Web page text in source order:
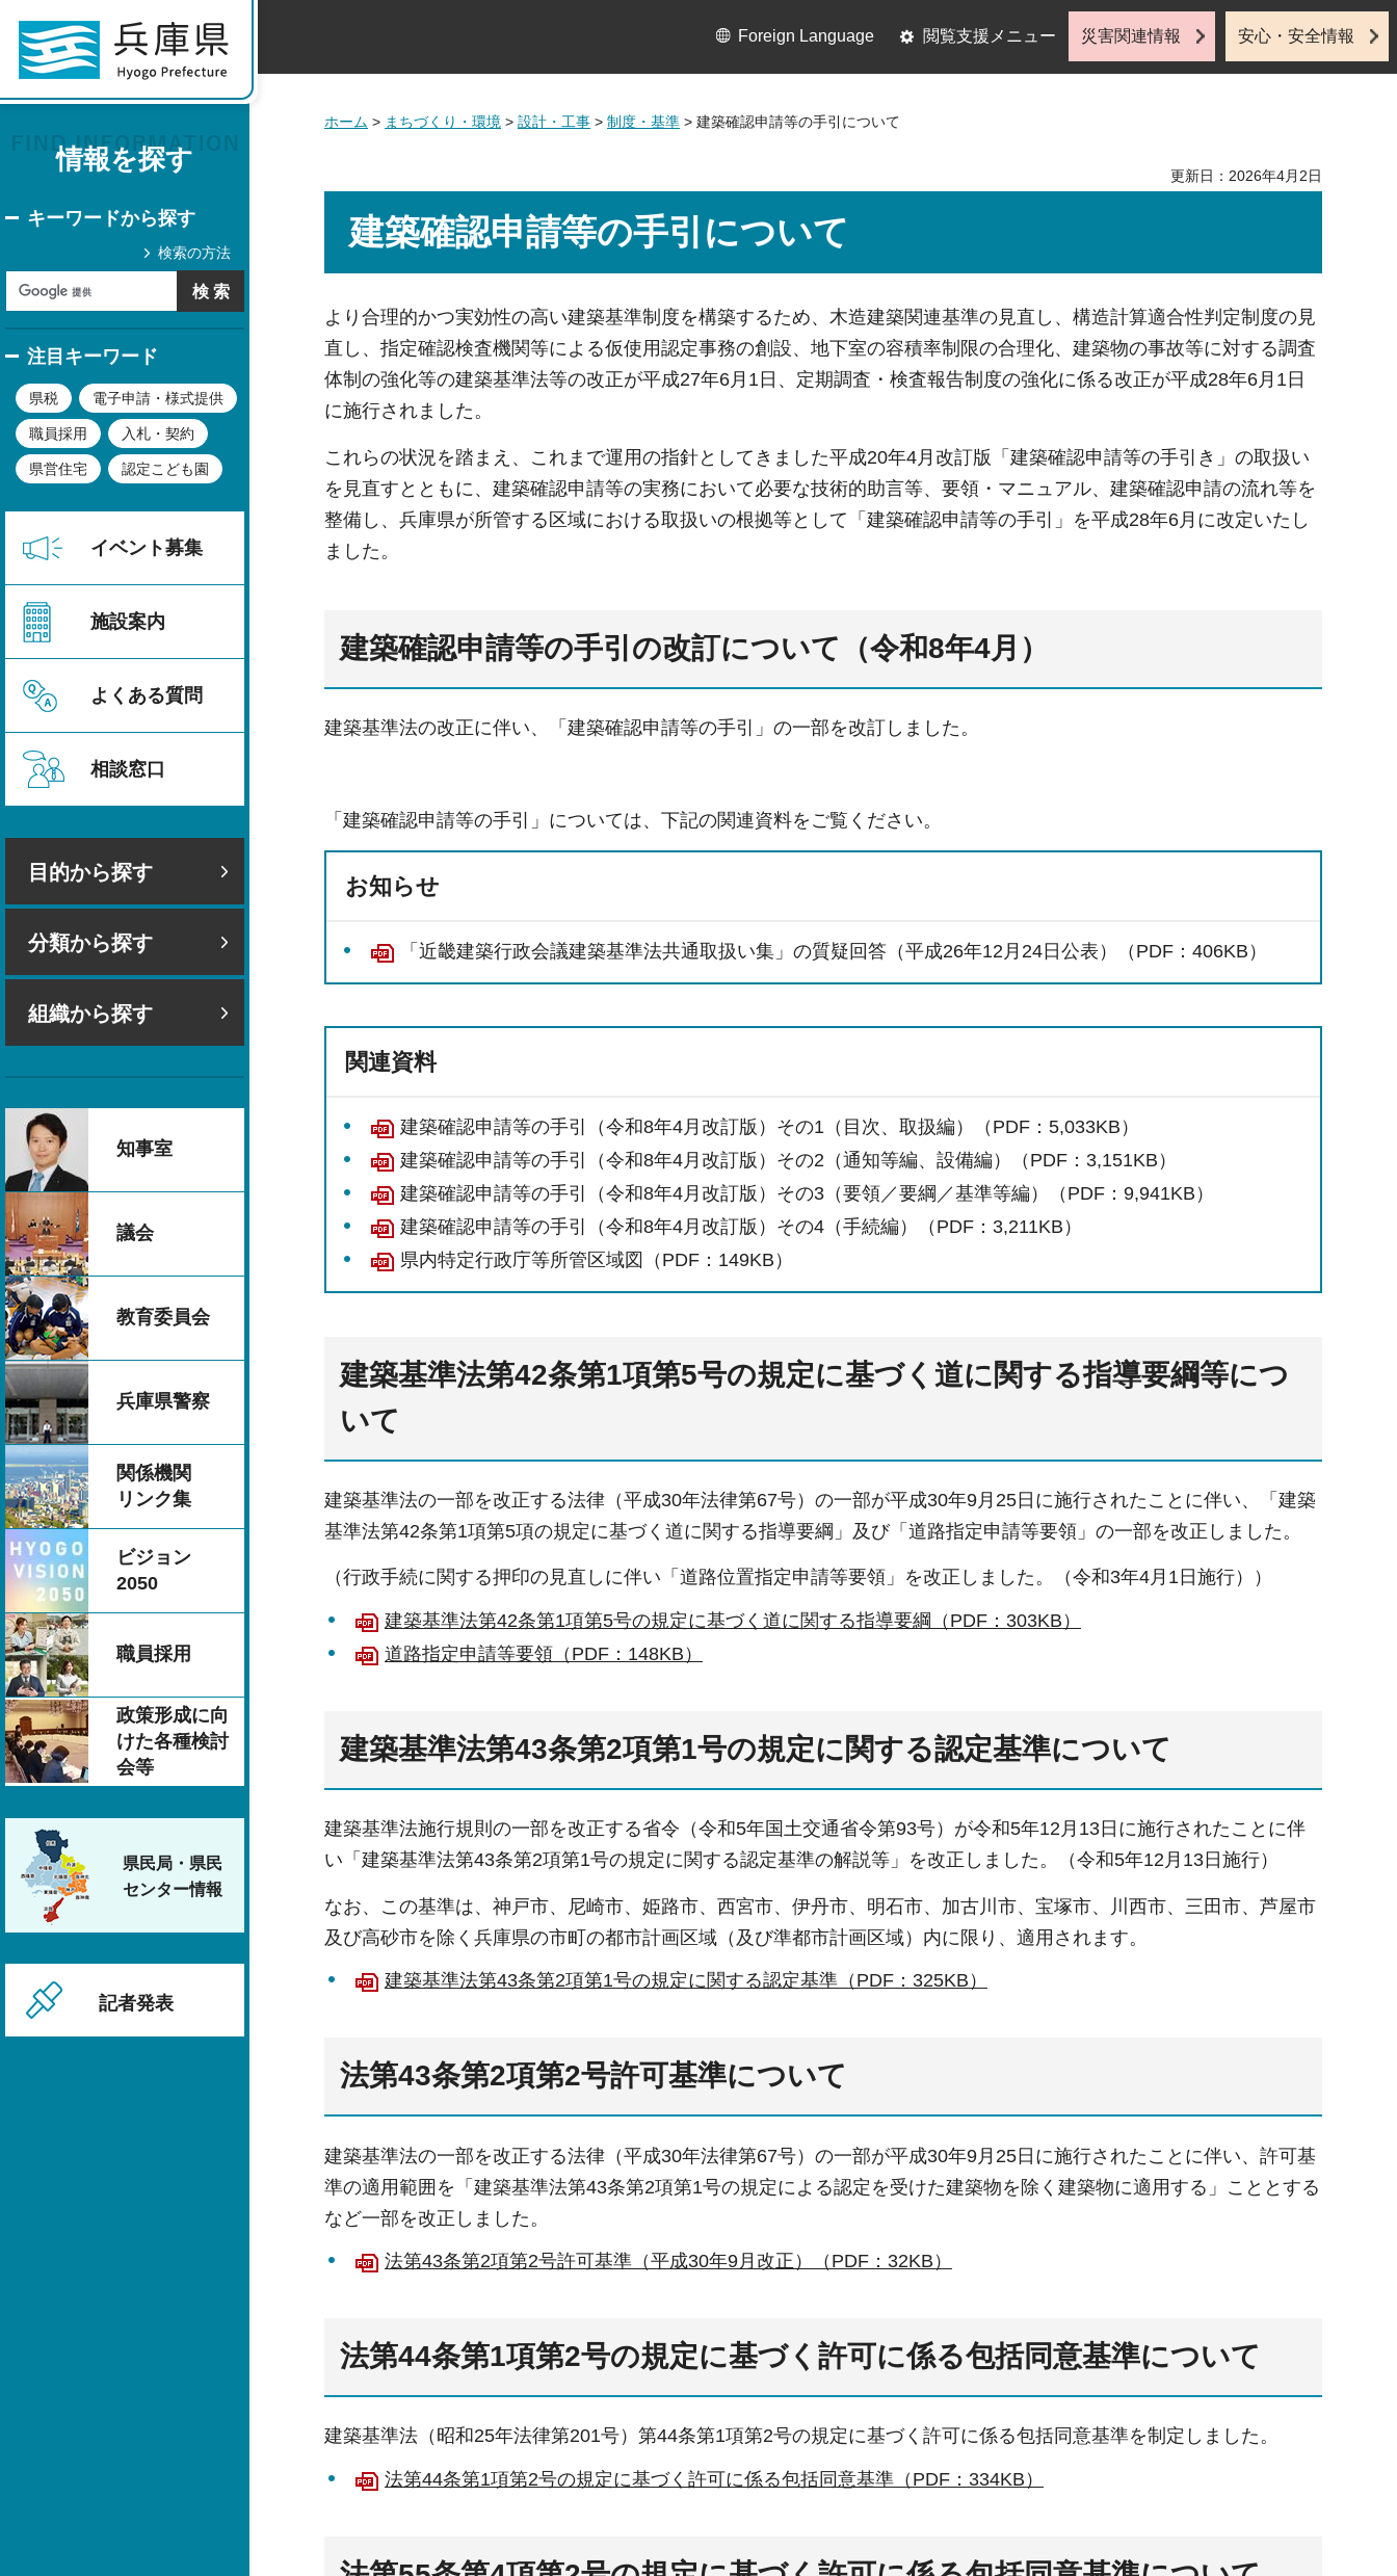
情報を探す
キーワードから探す
検索の方法
注目キーワード
県税 電子申請・様式提供
職員採用 入札・契約
県営住宅 認定こども園
イベント募集
施設案内
よくある質問
相談窓口
目的から探す
分類から探す
組織から探す
知事室
議会
教育委員会
兵庫県警察
関係機関
リンク集
ビジョン
2050
職員採用
政策形成に向
けた各種検討
会等
県民局・県民
センター情報
記者発表
Foreign Language 閲覧支援メニュー 災害関連情報 安心・安全情報
ホーム > まちづくり・環境 > 設計・工事 > 制度・基準 > 建築確認申請等の手引について
更新日：2026年4月2日
建築確認申請等の手引について
より合理的かつ実効性の高い建築基準制度を構築するため、木造建築関連基準の見直し、構造計算適合性判定制度の見
直し、指定確認検査機関等による仮使用認定事務の創設、地下室の容積率制限の合理化、建築物の事故等に対する調査
体制の強化等の建築基準法等の改正が平成27年6月1日、定期調査・検査報告制度の強化に係る改正が平成28年6月1日
に施行されました。
これらの状況を踏まえ、これまで運用の指針としてきました平成20年4月改訂版「建築確認申請等の手引き」の取扱い
を見直すとともに、建築確認申請等の実務において必要な技術的助言等、要領・マニュアル、建築確認申請の流れ等を
整備し、兵庫県が所管する区域における取扱いの根拠等として「建築確認申請等の手引」を平成28年6月に改定いたし
ました。
建築確認申請等の手引の改訂について（令和8年4月）
建築基準法の改正に伴い、「建築確認申請等の手引」の一部を改訂しました。
「建築確認申請等の手引」については、下記の関連資料をご覧ください。
お知らせ
「近畿建築行政会議建築基準法共通取扱い集」の質疑回答（平成26年12月24日公表）（PDF：406KB）
関連資料
建築確認申請等の手引（令和8年4月改訂版）その1（目次、取扱編）（PDF：5,033KB）
建築確認申請等の手引（令和8年4月改訂版）その2（通知等編、設備編）（PDF：3,151KB）
建築確認申請等の手引（令和8年4月改訂版）その3（要領／要綱／基準等編）（PDF：9,941KB）
建築確認申請等の手引（令和8年4月改訂版）その4（手続編）（PDF：3,211KB）
県内特定行政庁等所管区域図（PDF：149KB）
建築基準法第42条第1項第5号の規定に基づく道に関する指導要綱等につ
いて
建築基準法の一部を改正する法律（平成30年法律第67号）の一部が平成30年9月25日に施行されたことに伴い、「建築
基準法第42条第1項第5項の規定に基づく道に関する指導要綱」及び「道路指定申請等要領」の一部を改正しました。
（行政手続に関する押印の見直しに伴い「道路位置指定申請等要領」を改正しました。（令和3年4月1日施行））
建築基準法第42条第1項第5号の規定に基づく道に関する指導要綱（PDF：303KB）
道路指定申請等要領（PDF：148KB）
建築基準法第43条第2項第1号の規定に関する認定基準について
建築基準法施行規則の一部を改正する省令（令和5年国土交通省令第93号）が令和5年12月13日に施行されたことに伴
い「建築基準法第43条第2項第1号の規定に関する認定基準の解説等」を改正しました。（令和5年12月13日施行）
なお、この基準は、神戸市、尼崎市、姫路市、西宮市、伊丹市、明石市、加古川市、宝塚市、川西市、三田市、芦屋市
及び高砂市を除く兵庫県の市町の都市計画区域（及び準都市計画区域）内に限り、適用されます。
建築基準法第43条第2項第1号の規定に関する認定基準（PDF：325KB）
法第43条第2項第2号許可基準について
建築基準法の一部を改正する法律（平成30年法律第67号）の一部が平成30年9月25日に施行されたことに伴い、許可基
準の適用範囲を「建築基準法第43条第2項第1号の規定による認定を受けた建築物を除く建築物に適用する」こととする
など一部を改正しました。
法第43条第2項第2号許可基準（平成30年9月改正）（PDF：32KB）
法第44条第1項第2号の規定に基づく許可に係る包括同意基準について
建築基準法（昭和25年法律第201号）第44条第1項第2号の規定に基づく許可に係る包括同意基準を制定しました。
法第44条第1項第2号の規定に基づく許可に係る包括同意基準（PDF：334KB）